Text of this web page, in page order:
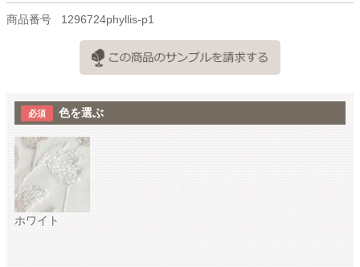
商品番号 1296724phyllis-p1
色を選ぶ
ホワイト